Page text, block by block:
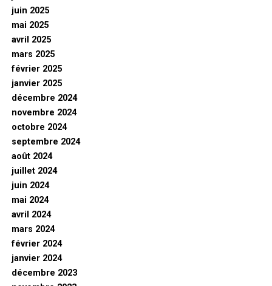
juin 2025
mai 2025
avril 2025
mars 2025
février 2025
janvier 2025
décembre 2024
novembre 2024
octobre 2024
septembre 2024
août 2024
juillet 2024
juin 2024
mai 2024
avril 2024
mars 2024
février 2024
janvier 2024
décembre 2023